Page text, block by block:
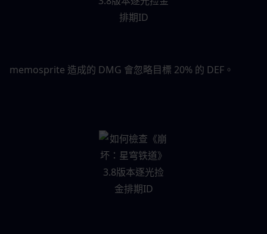
memosprite 造成的 DMG 會忽略目標 20% 的 DEF。